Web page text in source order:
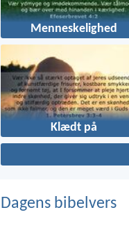
Menneskelighed
Klædt på
Dagens bibelvers